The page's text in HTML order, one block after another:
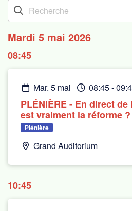
Mardi 5 mai 2026
08:45
mar. 5 mai 08:45-
PLÉNIÈRE - En direct
est vraiment la réforme ?
Plénière
Grand Auditorium
10:45